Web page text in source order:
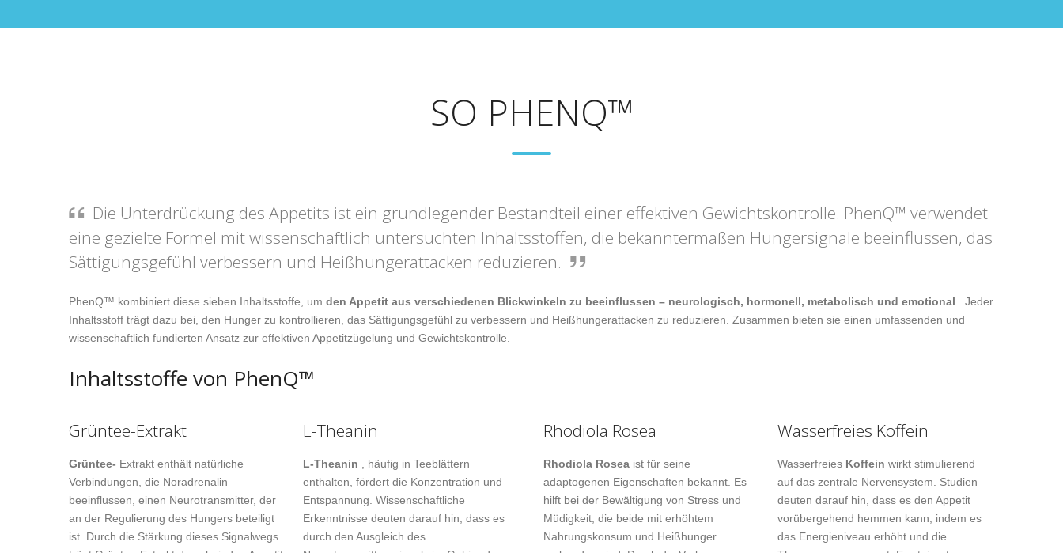
SO PHENQ™
Die Unterdrückung des Appetits ist ein grundlegender Bestandteil einer effektiven Gewichtskontrolle. PhenQ™ verwendet
eine gezielte Formel mit wissenschaftlich untersuchten Inhaltsstoffen, die bekanntermaßen Hungersignale beeinflussen, das
Sättigungsgefühl verbessern und Heißhungerattacken reduzieren.
PhenQ™ kombiniert diese sieben Inhaltsstoffe, um den Appetit aus verschiedenen Blickwinkeln zu beeinflussen – neurologisch, hormonell, metabolisch und emotional . Jeder
Inhaltsstoff trägt dazu bei, den Hunger zu kontrollieren, das Sättigungsgefühl zu verbessern und Heißhungerattacken zu reduzieren. Zusammen bieten sie einen umfassenden und
wissenschaftlich fundierten Ansatz zur effektiven Appetitzügelung und Gewichtskontrolle.
Inhaltsstoffe von PhenQ™
Grüntee-Extrakt
Grüntee- Extrakt enthält natürliche
Verbindungen, die Noradrenalin
beeinflussen, einen Neurotransmitter, der
an der Regulierung des Hungers beteiligt
ist. Durch die Stärkung dieses Signalwegs
L-Theanin
L-Theanin , häufig in Teeblättern
enthalten, fördert die Konzentration und
Entspannung. Wissenschaftliche
Erkenntnisse deuten darauf hin, dass es
durch den Ausgleich des
Rhodiola Rosea
Rhodiola Rosea ist für seine
adaptogenen Eigenschaften bekannt. Es
hilft bei der Bewältigung von Stress und
Müdigkeit, die beide mit erhöhtem
Nahrungskonsum und Heißhunger
Wasserfreies Koffein
Wasserfreies Koffein wirkt stimulierend
auf das zentrale Nervensystem. Studien
deuten darauf hin, dass es den Appetit
vorübergehend hemmen kann, indem es
das Energieniveau erhöht und die